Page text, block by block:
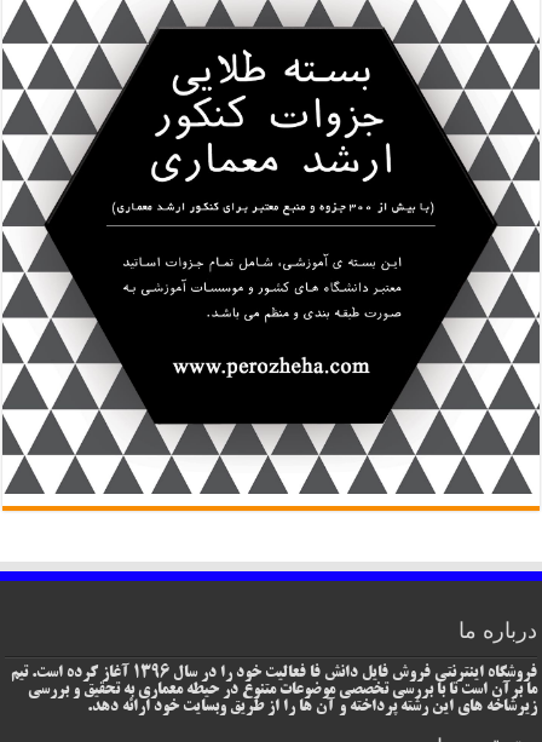
درباره ما
فروشگاه اینترنتی فروش فایل دانش فا فعالیت خود را در سال 1396 آغاز کرده است. تیم
ما برآن است تا با بررسی تخصصی موضوعات متنوع در حیطه معماری به تحقیق و بررسی
زیرشاخه های این رشته پرداخته و آن ها را از طریق وبسایت خود ارائه دهد.